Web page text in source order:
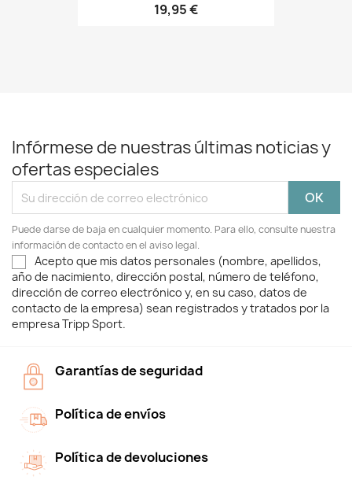
19,95 €
Infórmese de nuestras últimas noticias y
ofertas especiales
Puede darse de baja en cualquier momento. Para ello, consulte nuestra
información de contacto en el aviso legal.
Acepto que mis datos personales (nombre, apellidos,
año de nacimiento, dirección postal, número de teléfono,
dirección de correo electrónico y, en su caso, datos de
contacto de la empresa) sean registrados y tratados por la
empresa Tripp Sport.
Garantías de seguridad
Política de envíos
Política de devoluciones